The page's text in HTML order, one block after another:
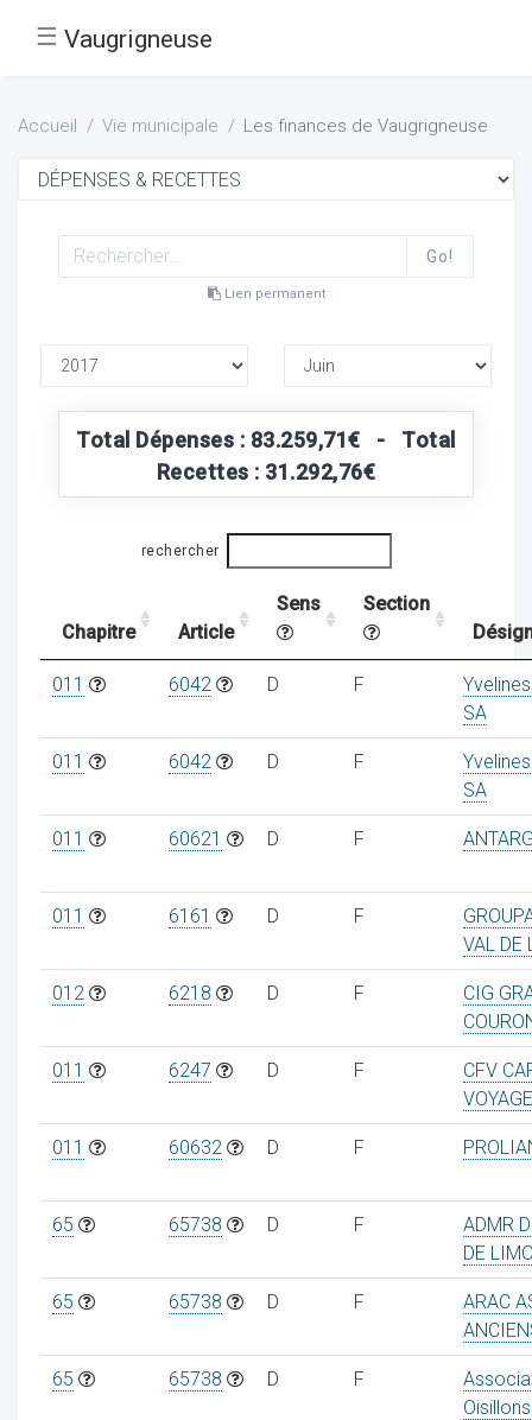
☰ Vaugrigneuse
Accueil Vie municipale Les finances de Vaugrigneuse
Go!
Lien permanent
Total Dépenses : 83.259,71€ - Total
Recettes : 31.292,76€
rechercher
Chapitre Article
Sens
Section
011 6042 D F
SA
011 6042 D F
SA
011 60621 D F
011 6161 D F
VAL DE
012 6218 D F
CIG
011 6247 D F
CFV
011 60632 D F
65 65738 D F
ADMR
DE
65 65738 D F
ARAC
65 65738 D F
Oisillons